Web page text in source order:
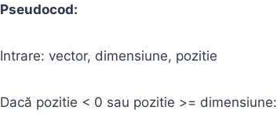
Pseudocod:
Intrare: vector, dimensiune, pozitie
Dacă pozitie < 0 sau pozitie >= dimensiune: